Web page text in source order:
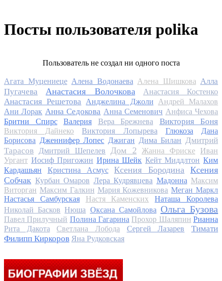
Посты пользователя polika
Пользователь не создал ни одного поста
Агата Муцениеце Алена Водонаева Алена Шишкова Алла
Пугачева
Анастасия Волочкова Анастасия Костенко
Анастасия Решетова Анджелина Джоли
Андрей Малахов
Ани Лорак Анна Седокова Анна Семенович Анфиса Чехова
Бритни Спирс
Валерия Вера Брежнева Виктория Боня
Виктория Дайнеко Виктория Лопырева Глюкоза
Дана
Борисова Дженнифер Лопес Джиган Дима Билан Дмитрий
Тарасов
Дмитрий Шепелев Дом 2 Жанна Фриске
Иван
Ургант Иосиф Пригожин Ирина Шейк Кейт Миддлтон Ким
Кардашьян
Кристина Асмус Ксения Бородина
Ксения
Собчак Курбан Омаров Лера Кудрявцева Мадонна Максим
Виторган Максим Галкин Мария Кожевникова Меган Маркл
Настасья Самбурская
Настя Каменских
Наташа Королева
Николай Басков Нюша Оксана Самойлова Ольга Бузова
Павел Прилучный Полина Гагарина Прохор Шаляпин Рианна
Рита Дакота
Светлана Лобода Сергей Лазарев
Тимати
Филипп Киркоров Яна Рудковская